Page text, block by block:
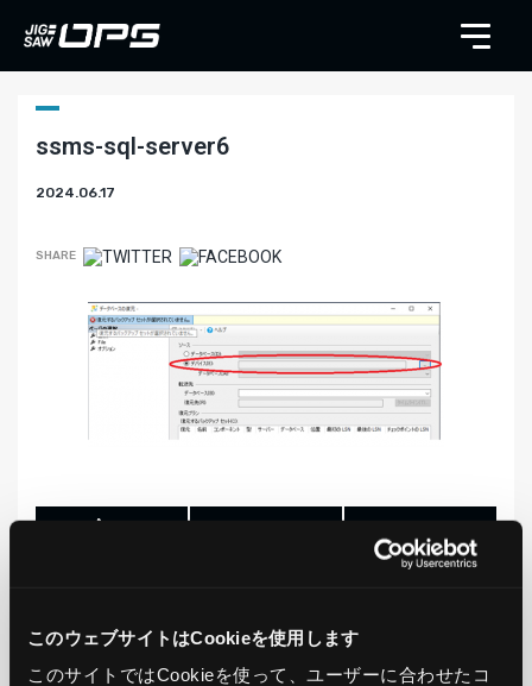
このウェブサイトはCookieを使用します
このサイトではCookieを使って、ユーザーに合わせたコ
ssms-sql-server6
2024.06.17
SHARE
PREV